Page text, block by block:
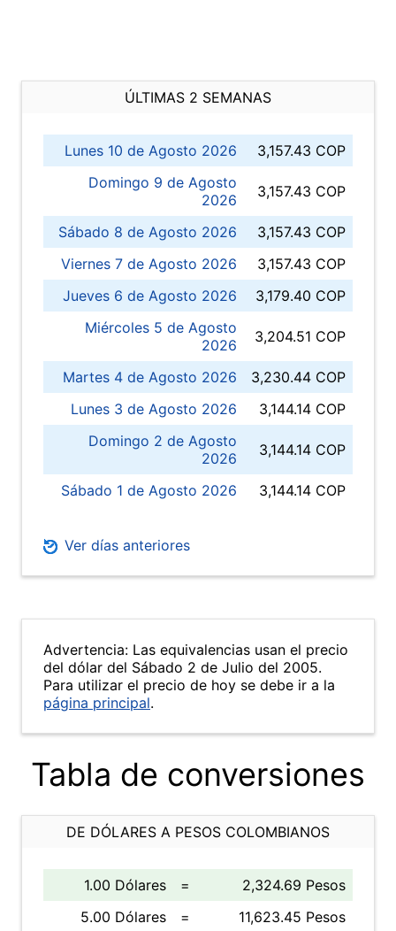
ÚLTIMAS 2 SEMANAS
Lunes 10 de Agosto 2026
3,157.43 COP
Domingo 9 de Agosto
2026
3,157.43 COP
Sábado 8 de Agosto 2026
3,157.43 COP
Viernes 7 de Agosto 2026
3,157.43 COP
Jueves 6 de Agosto 2026
3,179.40 COP
Miércoles 5 de Agosto
2026
3,204.51 COP
Martes 4 de Agosto 2026
3,230.44 COP
Lunes 3 de Agosto 2026
3,144.14 COP
Domingo 2 de Agosto
2026
3,144.14 COP
Sábado 1 de Agosto 2026 3,144.14 COP
Ver días anteriores
Advertencia: Las equivalencias usan el precio
del dólar del Sábado 2 de Julio del 2005.
Para utilizar el precio de hoy se debe ir a la
página principal.
Tabla de conversiones
DE DÓLARES A PESOS COLOMBIANOS
1.00 Dólares =
2,324.69 Pesos
5.00 Dólares
=
11,623.45 Pesos